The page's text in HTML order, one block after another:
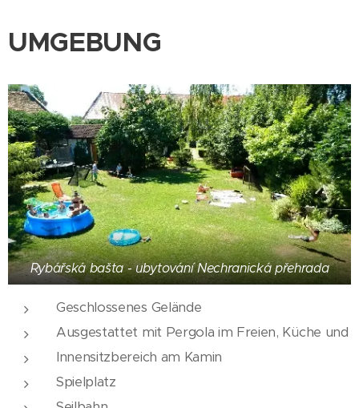
UMGEBUNG
Rybářská bašta - ubytování Nechranická přehrada
Geschlossenes Gelände
Ausgestattet mit Pergola im Freien, Küche und
Innensitzbereich am Kamin
Spielplatz